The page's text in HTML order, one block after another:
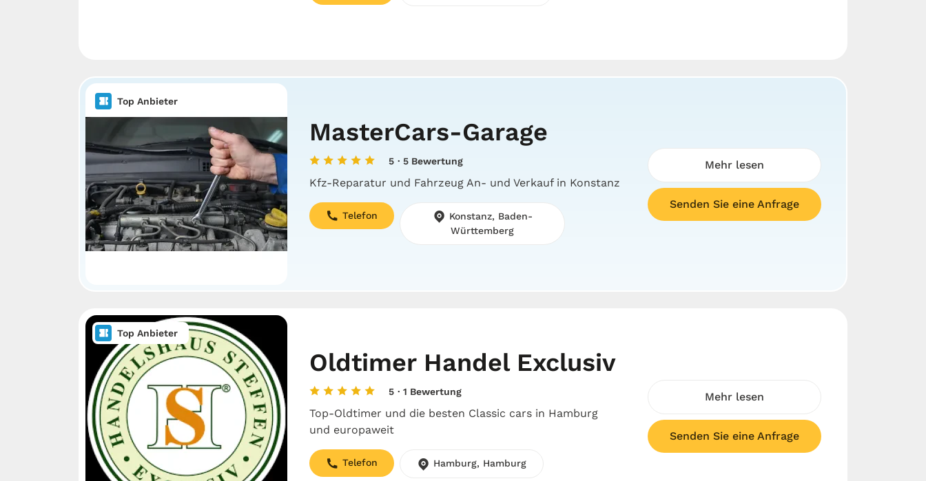
Top Anbieter
MasterCars-Garage
5 · 5 Bewertung
Kfz-Reparatur und Fahrzeug An- und Verkauf in Konstanz
Telefon
Konstanz, Baden-
Württemberg
Mehr lesen
Senden Sie eine Anfrage
Top Anbieter
Oldtimer Handel Exclusiv
5 · 1 Bewertung
Top-Oldtimer und die besten Classic cars in Hamburg
und europaweit
Telefon Hamburg, Hamburg
Mehr lesen
Senden Sie eine Anfrage